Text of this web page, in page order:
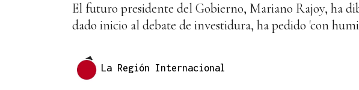
El futuro presidente del Gobierno, Mariano Rajoy, ha
dado inicio al debate de investidura, ha pedido 'con
La Región Internacional